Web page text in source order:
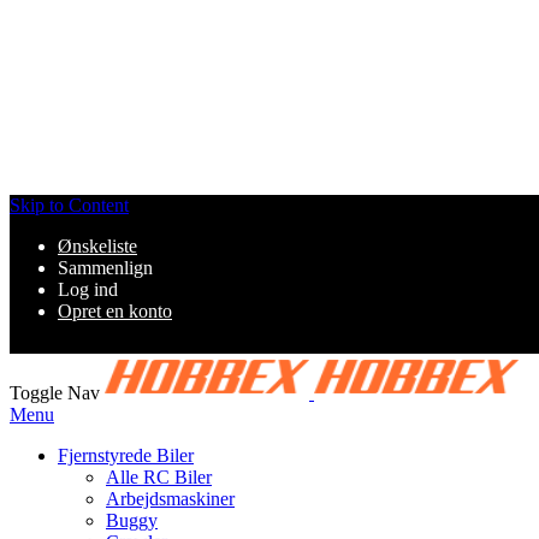
Skip to Content
Ønskeliste
Sammenlign
Log ind
Opret en konto
Toggle Nav
Menu
Fjernstyrede Biler
Alle RC Biler
Arbejdsmaskiner
Buggy